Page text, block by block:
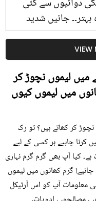
دوائیوں سے کئی
بہتر۔۔ جانیں شدید
کے موسم میں آڑو
کھانا چاہیے؟
VIEW
میں لیموں نچوڑ کر
میں لیموں کیوں
کر کھاتے ہیں؟ تو رک
کرنا چاہیے ہر کسی کے لیے
کیا آپ بھی گرم گرم نہاری
گرم کھانوں میں لیموں
معلومات آپ کو اس آرٹیکل